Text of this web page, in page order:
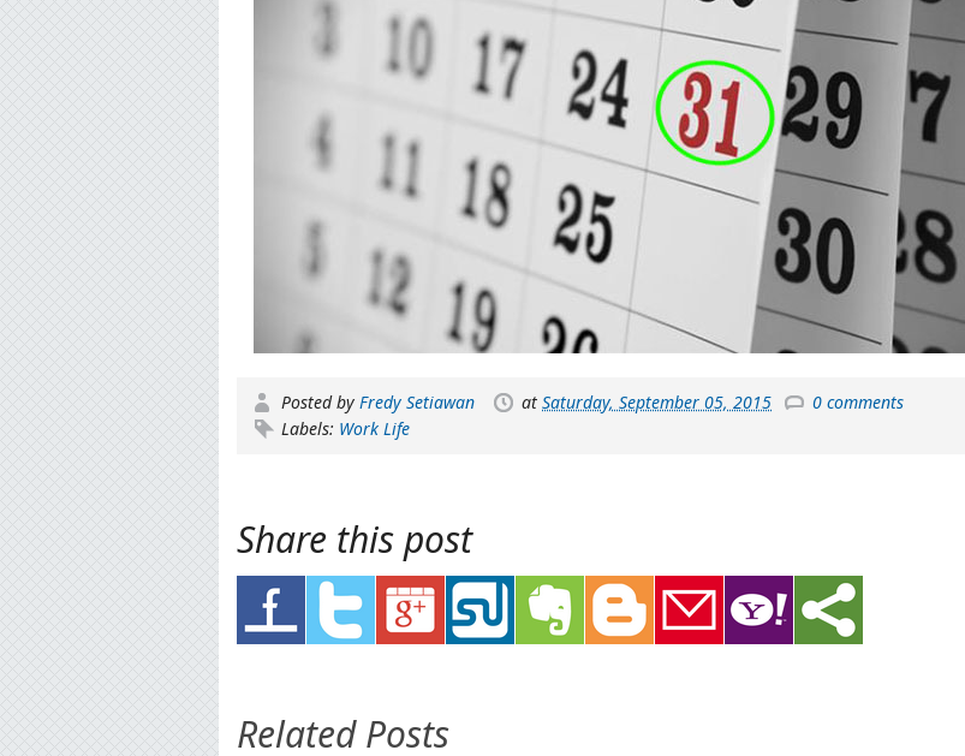
Posted by Fredy Setiawan at Saturday, September 05, 2015
0 comments
Labels: Work Life
Share this post
Related Posts